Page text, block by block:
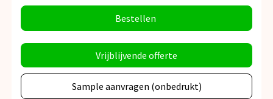
Vrije tijd en Strand
Bestellen
Vrijblijvende offerte
Sample aanvragen (onbedrukt)